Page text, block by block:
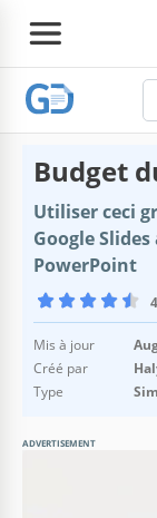
Budget
Utiliser ceci
Google
PowerPoint
Mis à jour
Créé par
Type
ADVERTISEMENT